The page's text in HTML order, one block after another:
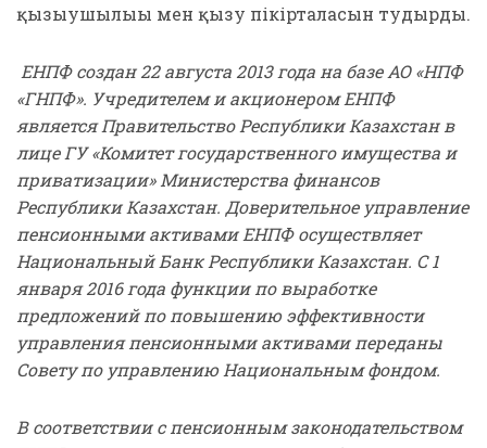
қызығушылығы мен қызу пікірталасын тудырды.
ЕНПФ создан 22 августа 2013 года на базе АО «НПФ
«ГНПФ». Учредителем и акционером ЕНПФ
является Правительство Республики Казахстан в
лице ГУ «Комитет государственного имущества и
приватизации» Министерства финансов
Республики Казахстан. Доверительное управление
пенсионными активами ЕНПФ осуществляет
Национальный Банк Республики Казахстан. С 1
января 2016 года функции по выработке
предложений по повышению эффективности
управления пенсионными активами переданы
Совету по управлению Национальным фондом.
В соответствии с пенсионным законодательством